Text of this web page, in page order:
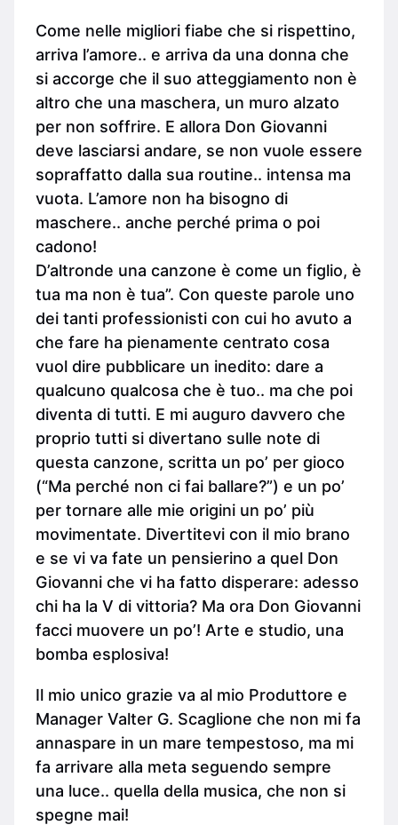
Come nelle migliori fiabe che si rispettino,
arriva l’amore.. e arriva da una donna che
si accorge che il suo atteggiamento non è
altro che una maschera, un muro alzato
per non soffrire. E allora Don Giovanni
deve lasciarsi andare, se non vuole essere
sopraffatto dalla sua routine.. intensa ma
vuota. L’amore non ha bisogno di
maschere.. anche perché prima o poi
cadono!
D’altronde una canzone è come un figlio, è
tua ma non è tua”. Con queste parole uno
dei tanti professionisti con cui ho avuto a
che fare ha pienamente centrato cosa
vuol dire pubblicare un inedito: dare a
qualcuno qualcosa che è tuo.. ma che poi
diventa di tutti. E mi auguro davvero che
proprio tutti si divertano sulle note di
questa canzone, scritta un po’ per gioco
(“Ma perché non ci fai ballare?”) e un po’
per tornare alle mie origini un po’ più
movimentate. Divertitevi con il mio brano
e se vi va fate un pensierino a quel Don
Giovanni che vi ha fatto disperare: adesso
chi ha la V di vittoria? Ma ora Don Giovanni
facci muovere un po’! Arte e studio, una
bomba esplosiva!
Il mio unico grazie va al mio Produttore e
Manager Valter G. Scaglione che non mi fa
annaspare in un mare tempestoso, ma mi
fa arrivare alla meta seguendo sempre
una luce.. quella della musica, che non si
spegne mai!